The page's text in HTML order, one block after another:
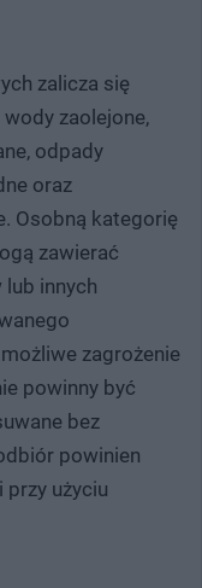
zalicza się
zaolejone,
odpady
oraz
Osobną kategorię
zawierać
lub innych
zagrożenie
powinny być
bez
powinien
użyciu